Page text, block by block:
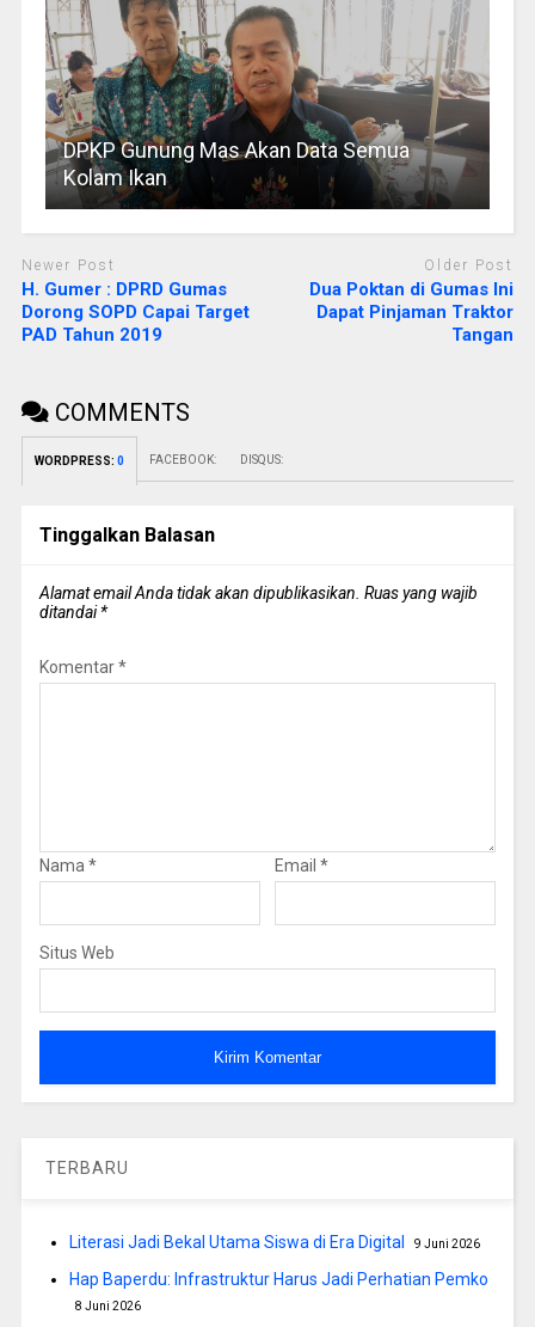
DPKP Gunung Mas Akan Data Semua
Kolam Ikan
Newer Post
H. Gumer : DPRD Gumas
Dorong SOPD Capai Target
PAD Tahun 2019
Older Post
Dua Poktan di Gumas Ini
Dapat Pinjaman Traktor
Tangan
COMMENTS
WORDPRESS: 0 FACEBOOK: DISQUS:
Tinggalkan Balasan
Alamat email Anda tidak akan dipublikasikan. Ruas yang wajib
ditandai*
Komentar*
Nama* Email *
Situs Web
TERBARU
Literasi Jadi Bekal Utama Siswa di Era Digital 9 Juni 2026
Hap Baperdu: Infrastruktur Harus Jadi Perhatian Pemko
8 Juni 2026